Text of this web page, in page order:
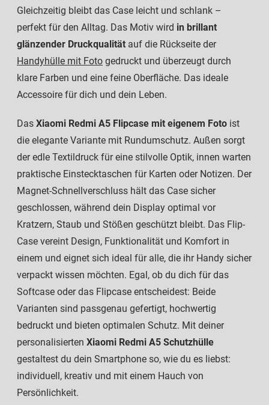
Gleichzeitig bleibt das Case leicht und schlank –
perfekt für den Alltag. Das Motiv wird in brillant
glänzender Druckqualität auf die Rückseite der
Handyhülle mit Foto gedruckt und überzeugt durch
klare Farben und eine feine Oberfläche. Das ideale
Accessoire für dich und dein Leben.
Das Xiaomi Redmi A5 Flipcase mit eigenem Foto ist
die elegante Variante mit Rundumschutz. Außen sorgt
der edle Textildruck für eine stilvolle Optik, innen warten
praktische Einstecktaschen für Karten oder Notizen. Der
Magnet-Schnellverschluss hält das Case sicher
geschlossen, während dein Display optimal vor
Kratzern, Staub und Stößen geschützt bleibt. Das Flip-
Case vereint Design, Funktionalität und Komfort in
einem und eignet sich ideal für alle, die ihr Handy sicher
verpackt wissen möchten. Egal, ob du dich für das
Softcase oder das Flipcase entscheidest: Beide
Varianten sind passgenau gefertigt, hochwertig
bedruckt und bieten optimalen Schutz. Mit deiner
personalisierten Xiaomi Redmi A5 Schutzhülle
gestaltest du dein Smartphone so, wie du es liebst:
individuell, kreativ und mit einem Hauch von
Persönlichkeit.